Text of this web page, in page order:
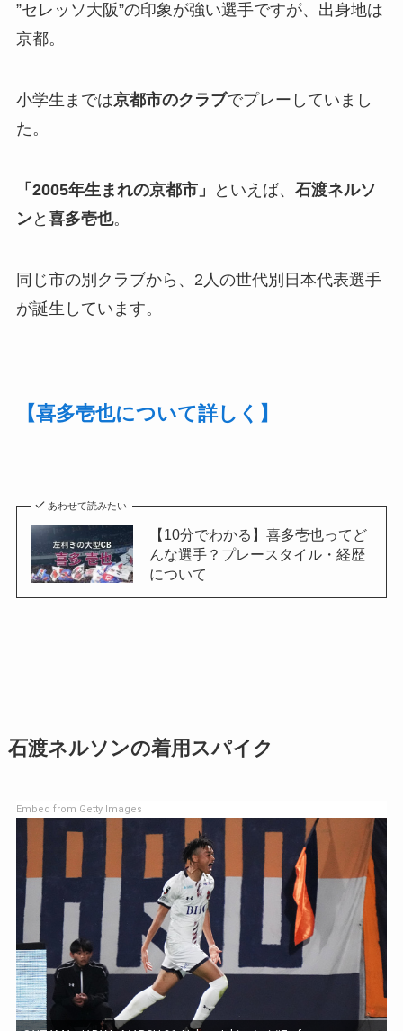
”セレッソ大阪”の印象が強い選手ですが、出身地は
京都。
小学生までは京都市のクラブでプレーしていまし
た。
「2005年生まれの京都市」 といえば、 石渡ネルソ
ンと 喜多壱也。
同じ市の別クラブから、2人の世代別日本代表選手
が誕生しています。
【喜多壱也について詳しく】
あわせて読みたい
【10分でわかる】喜多壱也ってど
んな選手？プレースタイル・経歴
について
石渡ネルソンの着用スパイク
Embed from Getty Images